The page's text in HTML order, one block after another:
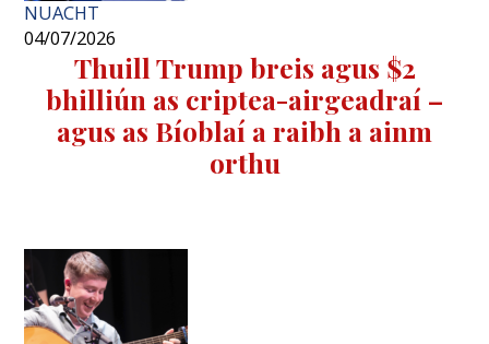
NUACHT
04/07/2026
Thuill Trump breis agus $2
bhilliún as criptea-airgeadraí –
agus as Bíoblaí a raibh a ainm
orthu